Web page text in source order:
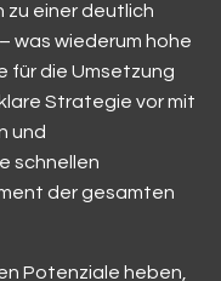
zu einer deutlich
was wiederum hohe
für die Umsetzung
Strategie vor mit
und
schnellen
der gesamten
Potenziale heben,